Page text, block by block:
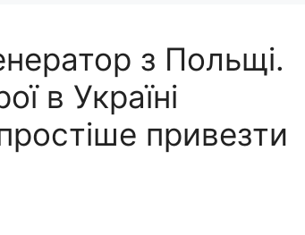
з Польщі.
в Україні
привезти